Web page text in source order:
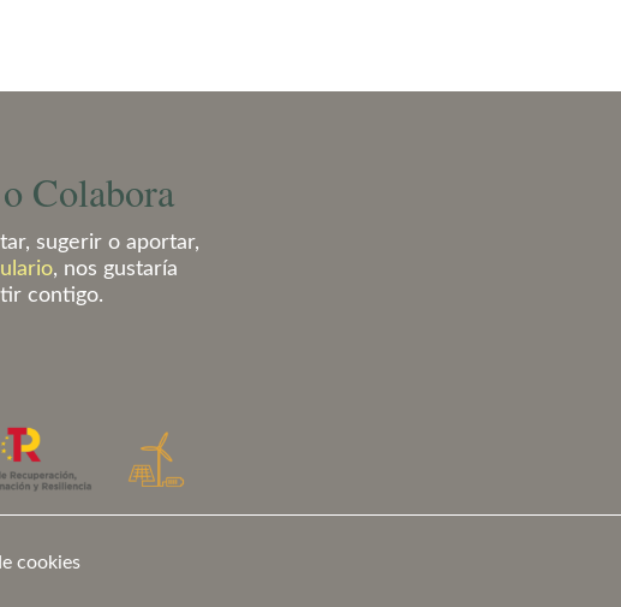
Colabora
sugerir o aportar,
, nos gustaría
contigo.
cookies